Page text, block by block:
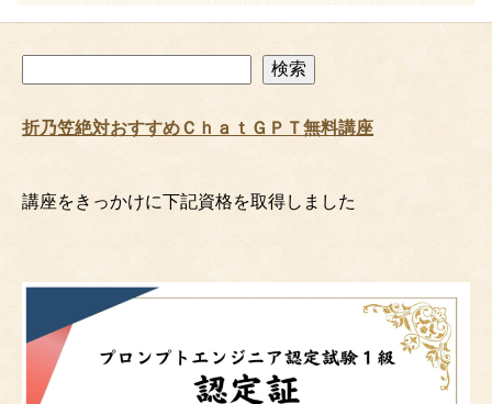
索
検索
折乃笠絶対おすすめＣｈａｔＧＰＴ無料講座
講座をきっかけに下記資格を取得しました